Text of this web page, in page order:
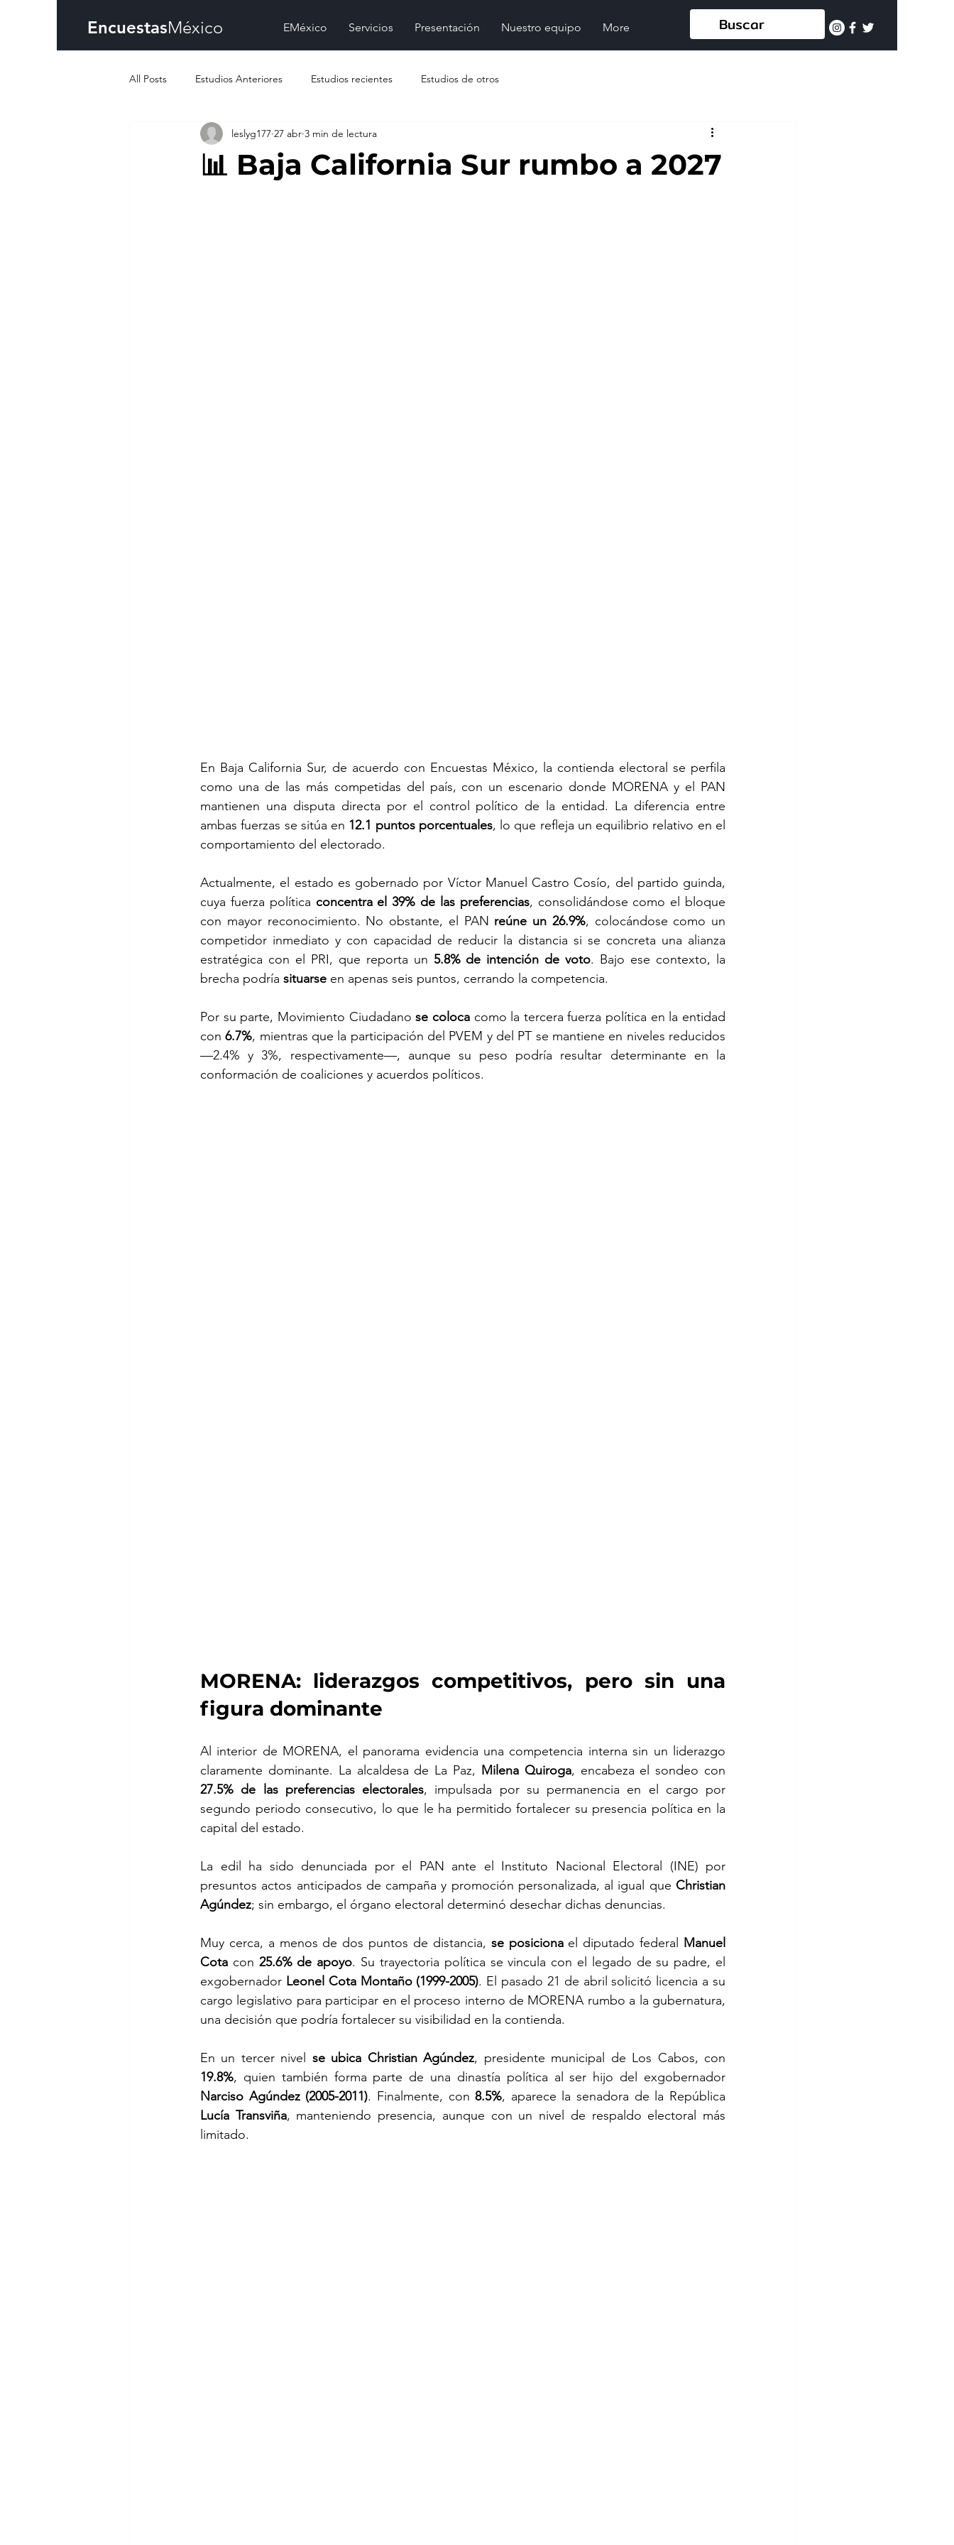
EncuestasMéxico EMéxico Servicios Presentación Nuestro equipo More
All Posts Estudios Anteriores Estudios recientes Estudios de otros
📊 Baja California Sur rumbo a 2027
leslyg177 27 abr 3 min de lectura
En Baja California Sur, de acuerdo con Encuestas México, la contienda electoral se perfila
como una de las más competidas del país, con un escenario donde MORENA y el PAN
mantienen una disputa directa por el control político de la entidad. La diferencia entre
ambas fuerzas se sitúa en 12.1 puntos porcentuales, lo que refleja un equilibrio relativo en el
comportamiento del electorado.
Actualmente, el estado es gobernado por Víctor Manuel Castro Cosío, del partido guinda,
cuya fuerza política concentra el 39% de las preferencias, consolidándose como el bloque
con mayor reconocimiento. No obstante, el PAN reúne un 26.9%, colocándose como un
competidor inmediato y con capacidad de reducir la distancia si se concreta una alianza
estratégica con el PRI, que reporta un 5.8% de intención de voto. Bajo ese contexto, la
brecha podría situarse en apenas seis puntos, cerrando la competencia.
Por su parte, Movimiento Ciudadano se coloca como la tercera fuerza política en la entidad
con 6.7%, mientras que la participación del PVEM y del PT se mantiene en niveles reducidos
—2.4% y 3%, respectivamente—, aunque su peso podría resultar determinante en la
conformación de coaliciones y acuerdos políticos.
MORENA: liderazgos competitivos, pero sin una
figura dominante
Al interior de MORENA, el panorama evidencia una competencia interna sin un liderazgo
claramente dominante. La alcaldesa de La Paz, Milena Quiroga
27.5% de las preferencias electorales, impulsada por su permanencia en el cargo por
segundo periodo consecutivo, lo que le ha permitido fortalecer su presencia política en la
capital del estado.
La edil ha sido denunciada por el PAN ante el Instituto Nacional Electoral (INE) por
presuntos actos anticipados de campaña y promoción personalizada, al igual que Christian
Agúndez; sin embargo, el órgano electoral determinó desechar dichas denuncias.
Muy cerca, a menos de dos puntos de distancia, se posiciona el diputado federal Manuel
Cota con 25.6% de apoyo. Su trayectoria política se vincula con el legado de su padre, el
exgobernador Leonel Cota Montaño (1999-2005). El pasado 21 de abril solicitó licencia a su
cargo legislativo para participar en el proceso interno de MORENA rumbo a la gubernatura,
una decisión que podría fortalecer su visibilidad en la contienda.
En un tercer nivel se ubica Christian Agúndez
19.8%
Narciso Agúndez (2005-2011). Finalmente, con 8.5%
Lucía Transviña, manteniendo presencia, aunque con un nivel de respaldo electoral más
limitado.